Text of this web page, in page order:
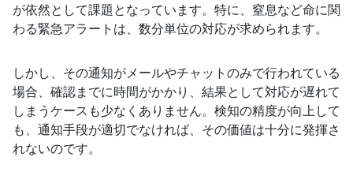
が依然として課題となっています。特に、窒息など命に関
わる緊急アラートは、数分単位の対応が求められます。
しかし、その通知がメールやチャットのみで行われている
場合、確認までに時間がかかり、結果として対応が遅れて
しまうケースも少なくありません。検知の精度が向上して
も、通知手段が適切でなければ、その価値は十分に発揮さ
れないのです。